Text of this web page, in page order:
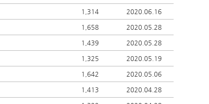
1,314 2020.06.16
1,658 2020.05.28
1,439 2020.05.28
1,325 2020.05.19
1,642 2020.05.06
1,413 2020.04.28